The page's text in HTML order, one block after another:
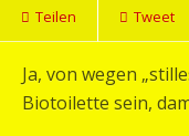
Teilen Tweet
Ja, von wegen
Biotoilette sein,